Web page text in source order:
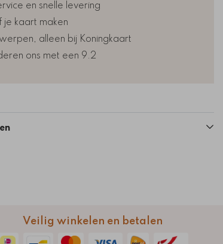
en snelle levering
je kaart maken
alleen bij Koningkaart
ons met een 9.2
Veilig winkelen en betalen